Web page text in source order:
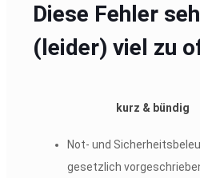
Diese Fehler
(leider) viel zu
kurz & bündig
Not- und
gesetzlich